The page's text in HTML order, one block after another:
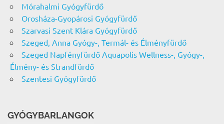
Mórahalmi Gyógyfürdő
Orosháza-Gyopárosi Gyógyfürdő
Szarvasi Szent Klára Gyógyfürdő
Szeged, Anna Gyógy-, Termál- és Élményfürdő
Szeged Napfényfürdő Aquapolis Wellness-, Gyógy-,
Élmény- és Strandfürdő
Szentesi Gyógyfürdő
GYÓGYBARLANGOK